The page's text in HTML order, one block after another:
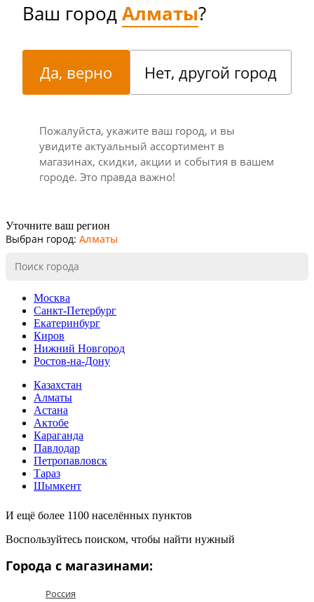
Ваш городАлматы?
Да, верно Нет, другой город
Пожалуйста, укажите ваш город, и вы
увидите актуальный ассортимент в
магазинах, скидки, акции и события в вашем
городе. Это правда важно!
Уточните ваш регион
Выбран город: Алматы
Москва
Санкт-Петербург
Екатеринбург
Киров
Нижний Новгород
Ростов-на-Дону
Казахстан
Алматы
Астана
Актобе
Караганда
Павлодар
Петропавловск
Тараз
Шымкент
И ещё более 1100 населённых пунктов
Воспользуйтесь поиском, чтобы найти нужный
Города с магазинами:
Россия